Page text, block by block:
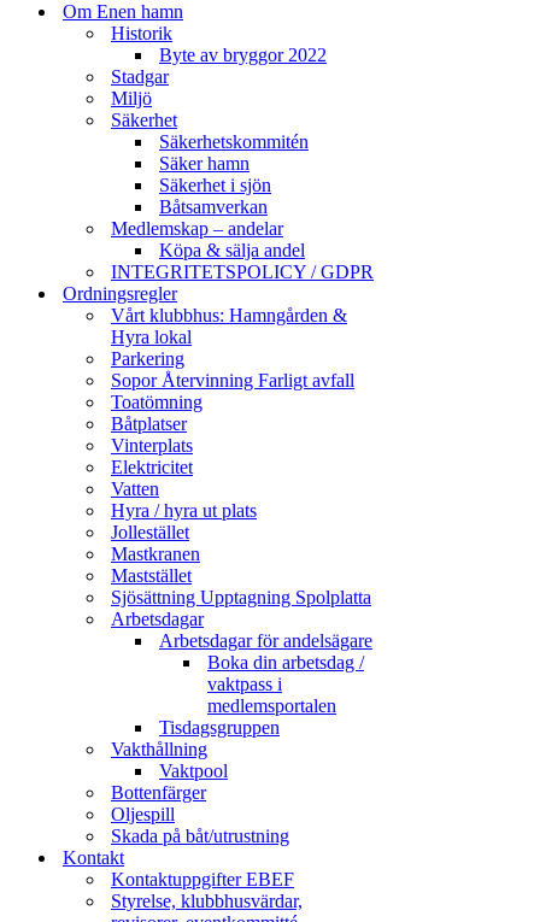
Om Enen hamn
Historik
Byte av bryggor 2022
Stadgar
Miljö
Säkerhet
Säkerhetskommitén
Säker hamn
Säkerhet i sjön
Båtsamverkan
Medlemskap – andelar
Köpa & sälja andel
INTEGRITETSPOLICY / GDPR
Ordningsregler
Vårt klubbhus: Hamngården &
Hyra lokal
Parkering
Sopor Återvinning Farligt avfall
Toatömning
Båtplatser
Vinterplats
Elektricitet
Vatten
Hyra / hyra ut plats
Jollestället
Mastkranen
Maststället
Sjösättning Upptagning Spolplatta
Arbetsdagar
Arbetsdagar för andelsägare
Boka din arbetsdag /
vaktpass i
medlemsportalen
Tisdagsgruppen
Vakthållning
Vaktpool
Bottenfärger
Oljespill
Skada på båt/utrustning
Kontakt
Kontaktuppgifter EBEF
Styrelse, klubbhusvärdar,